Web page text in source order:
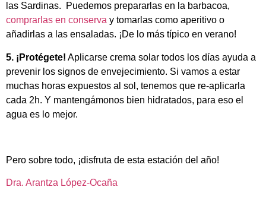
las Sardinas. Puedemos prepararlas en la barbacoa,
comprarlas en conserva y tomarlas como aperitivo o
añadirlas a las ensaladas. ¡De lo más típico en verano!
5. ¡Protégete! Aplicarse crema solar todos los días ayuda a
prevenir los signos de envejecimiento. Si vamos a estar
muchas horas expuestos al sol, tenemos que re-aplicarla
cada 2h. Y mantengámonos bien hidratados, para eso el
agua es lo mejor.
Pero sobre todo, ¡disfruta de esta estación del año!
Dra. Arantza López-Ocaña